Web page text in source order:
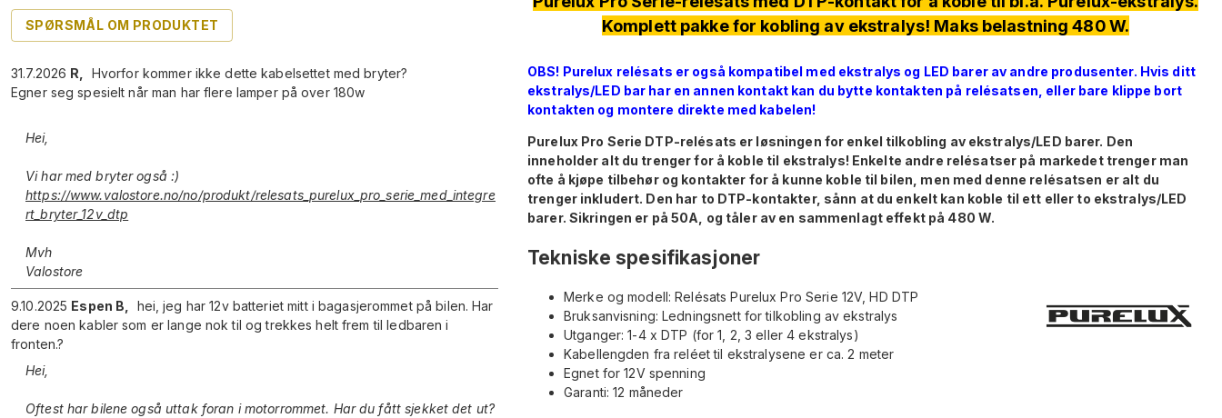
SPØRSMÅL OM PRODUKTET
31.7.2026 R
Hvorfor kommer ikke dette kabelsettet med bryter?
Egner seg spesielt når man har flere lamper på over 180w
Hei,
Vi har med bryter også :)
https://www.valostore.no/no/produkt/relesats_purelux_pro_serie_med_integre
rt_bryter_12v_dtp
Mvh
Valostore
9.10.2025 Espen B
hei, jeg har 12v batteriet mitt i bagasjerommet på bilen. Har
dere noen kabler som er lange nok til og trekkes helt frem til ledbaren i
fronten.?
Hei,
Oftest har bilene også uttak foran i motorrommet. Har du fått sjekket det ut?
Komplett pakke for kobling av ekstralys! Maks belastning 480 W.
OBS! Purelux relésats er også kompatibel med ekstralys og LED barer av andre produsenter. Hvis ditt
ekstralys/LED bar har en annen kontakt kan du bytte kontakten på relésatsen, eller bare klippe bort
kontakten og montere direkte med kabelen!
Purelux Pro Serie DTP-relésats er løsningen for enkel tilkobling av ekstralys/LED barer. Den
inneholder alt du trenger for å koble til ekstralys! Enkelte andre relésatser på markedet trenger man
ofte å kjøpe tilbehør og kontakter for å kunne koble til bilen, men med denne relésatsen er alt du
trenger inkludert. Den har to DTP-kontakter, sånn at du enkelt kan koble til ett eller to ekstralys/LED
barer. Sikringen er på 50A, og tåler av en sammenlagt effekt på 480 W.
Tekniske spesifikasjoner
Merke og modell: Relésats Purelux Pro Serie 12V, HD DTP
Bruksanvisning: Ledningsnett for tilkobling av ekstralys
Utganger: 1-4 x DTP (for 1, 2, 3 eller 4 ekstralys)
Kabellengden fra reléet til ekstralysene er ca. 2 meter
Egnet for 12V spenning
Garanti: 12 måneder